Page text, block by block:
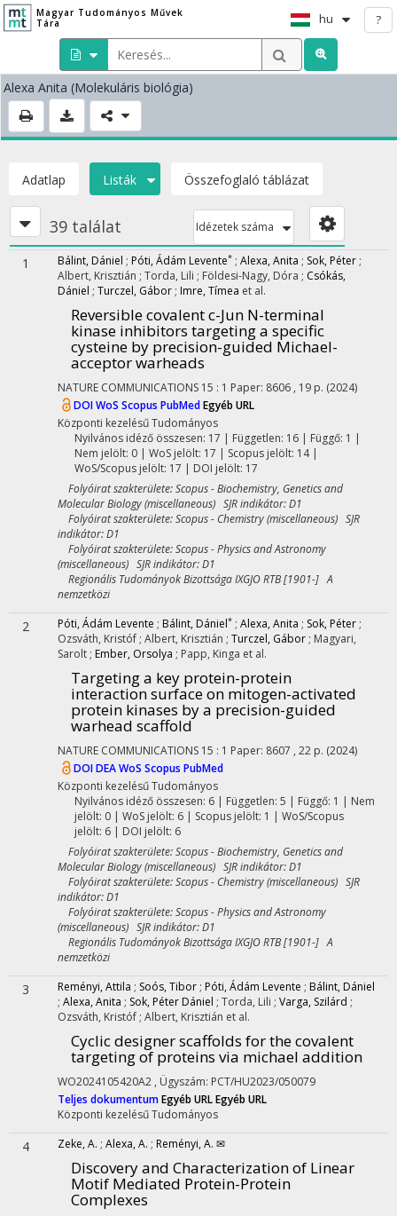
Magyar Tudományos Művek
Tára
hu ?
Alexa Anita (Molekuláris biológia)
Adatlap Listák Összefoglaló táblázat
39 találat Idézetek száma
1 Bálint, Dániel ; Póti, Ádám Levente* ; Alexa, Anita ; Sok, Péter ;
Albert, Krisztián ; Torda, Lili ; Földesi-Nagy, Dóra ; Csókás,
Dániel ; Turczel, Gábor ; Imre, Tímea et al.
Reversible covalent c-Jun N-terminal
kinase inhibitors targeting a specific
cysteine by precision-guided Michael-
acceptor warheads
NATURE COMMUNICATIONS 15 : 1 Paper: 8606 , 19 p. (2024)
DOIWoS Scopus PubMedEgyéb URL
Központi kezelésűTudományos
Nyilvános idéző összesen: 17 | Független: 16 | Függő: 1 |
Nem jelölt: 0 | WoS jelölt: 17 | Scopus jelölt: 14 |
WoS/Scopus jelölt: 17 | DOI jelölt: 17
Folyóirat szakterülete: Scopus - Biochemistry, Genetics and
Molecular Biology (miscellaneous) SJR indikátor: D1
Folyóirat szakterülete: Scopus - Chemistry (miscellaneous) SJR
indikátor: D1
Folyóirat szakterülete: Scopus - Physics and Astronomy
(miscellaneous) SJR indikátor: D1
Regionális Tudományok Bizottsága IXGJO RTB [1901-] A
nemzetközi
2 Póti, Ádám Levente ; Bálint, Dániel* ; Alexa, Anita ; Sok, Péter ;
Ozsváth, Kristóf ; Albert, Krisztián ; Turczel, Gábor ; Magyari,
Sarolt ; Ember, Orsolya ; Papp, Kinga et al.
Targeting a key protein-protein
interaction surface on mitogen-activated
protein kinases by a precision-guided
warhead scaffold
NATURE COMMUNICATIONS 15 : 1 Paper: 8607 , 22 p. (2024)
DOIDEAWoS Scopus PubMed
Központi kezelésűTudományos
Nyilvános idéző összesen: 6| Független: 5 | Függő: 1 | Nem
jelölt: 0 | WoS jelölt: 6 | Scopus jelölt: 1 | WoS/Scopus
jelölt: 6 | DOI jelölt: 6
Folyóirat szakterülete: Scopus - Biochemistry, Genetics and
Molecular Biology (miscellaneous) SJR indikátor: D1
Folyóirat szakterülete: Scopus - Chemistry (miscellaneous) SJR
indikátor: D1
Folyóirat szakterülete: Scopus - Physics and Astronomy
(miscellaneous) SJR indikátor: D1
Regionális Tudományok Bizottsága IXGJO RTB [1901-] A
nemzetközi
3 Reményi, Attila ; Soós, Tibor ; Póti, Ádám Levente ; Bálint, Dániel
; Alexa, Anita ; Sok, Péter Dániel ; Torda, Lili ; Varga, Szilárd ;
Ozsváth, Kristóf ; Albert, Krisztián et al.
Cyclic designer scaffolds for the covalent
targeting of proteins via michael addition
WO2024105420A2 , Ügyszám: PCT/HU2023/050079
Teljes dokumentumEgyéb URLEgyéb URL
Központi kezelésűTudományos
4 Zeke, A. ; Alexa, A. ; Reményi, A. ✉
Discovery and Characterization of Linear
Motif Mediated Protein-Protein
Complexes